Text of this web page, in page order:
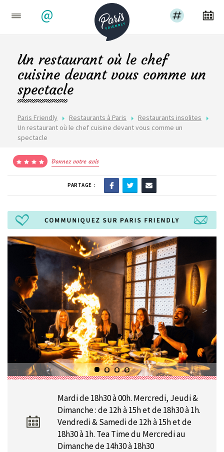
@
Paris Friendly Restaurants à Paris
Restaurants insolites
Un restaurant où le chef cuisine devant vous comme un
spectacle
Un restaurant où le chef
cuisine devant vous comme un
spectacle
Donnez votre avis
PARTAGE :
Mardi de 18h30 à 00h. Mercredi, Jeudi &
Dimanche : de 12h à 15h et de 18h30 à 1h.
Vendredi & Samedi de 12h à 15h et de
18h30 à 1h. Tea Time du Mercredi au
Dimanche de 14h30 à 18h30